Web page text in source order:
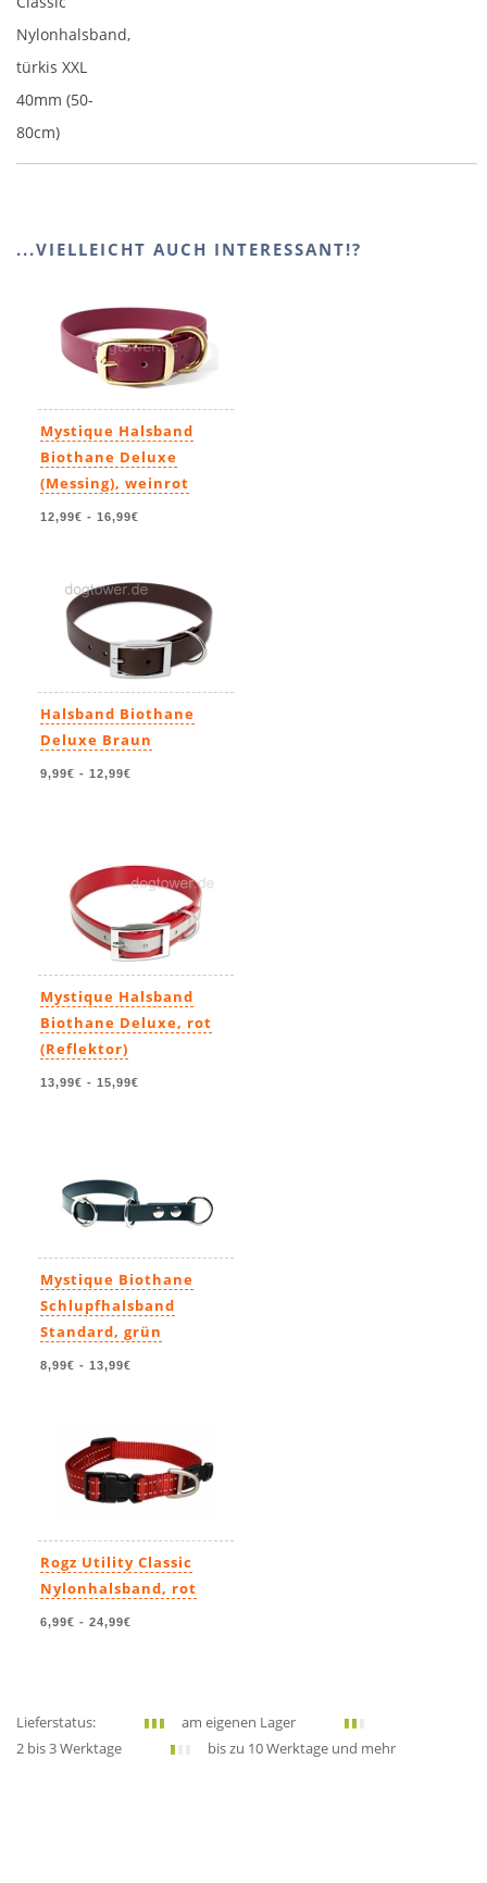
Nylonhalsband,
türkis XXL
40mm (50-
80cm)
...VIELLEICHT AUCH INTERESSANT!?
Mystique Halsband
Biothane Deluxe
(Messing), weinrot
12,99€ - 16,99€
Halsband Biothane
Deluxe Braun
9,99€ - 12,99€
Mystique Halsband
Biothane Deluxe, rot
(Reflektor)
13,99€ - 15,99€
Mystique Biothane
Schlupfhalsband
Standard, grün
8,99€ - 13,99€
Rogz Utility Classic
Nylonhalsband, rot
6,99€ - 24,99€
Lieferstatus:
am eigenen Lager
2 bis 3 Werktage
bis zu 10 Werktage und mehr